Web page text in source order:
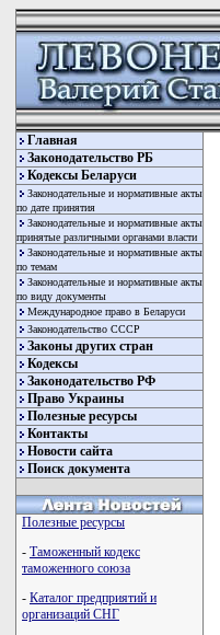
Главная
Законодательство РБ
Кодексы Беларуси
Законодательные и нормативные акты
по дате принятия
Законодательные и нормативные акты
принятые различными органами власти
Законодательные и нормативные акты
по темам
Законодательные и нормативные акты
по виду документы
Международное право в Беларуси
Законодательство СССР
Законы других стран
Кодексы
Законодательство РФ
Право Украины
Полезные ресурсы
Контакты
Новости сайта
Поиск документа
Полезные ресурсы
- Таможенный кодекс
таможенного союза
- Каталог предприятий и
организаций СНГ